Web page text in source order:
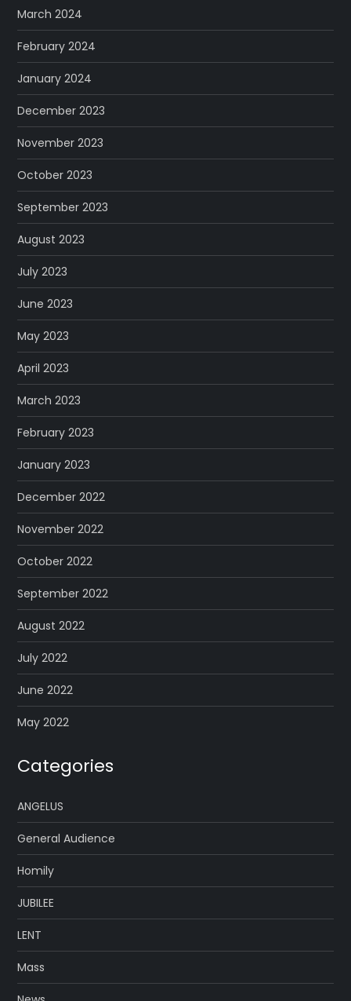
March 2024
February 2024
January 2024
December 2023
November 2023
October 2023
September 2023
August 2023
July 2023
June 2023
May 2023
April 2023
March 2023
February 2023
January 2023
December 2022
November 2022
October 2022
September 2022
August 2022
July 2022
June 2022
May 2022
Categories
ANGELUS
General Audience
Homily
JUBILEE
LENT
Mass